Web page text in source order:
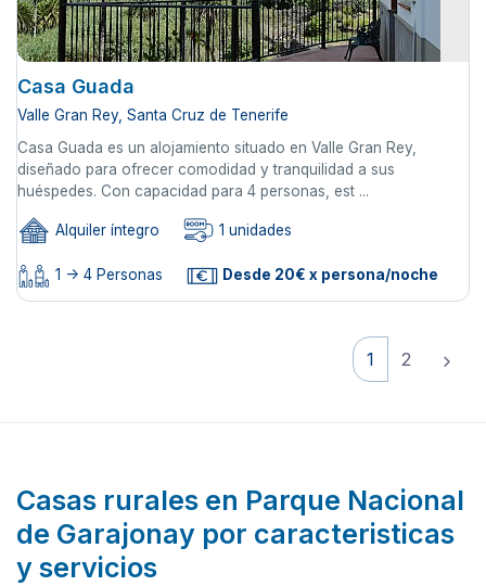
Casa Guada
Valle Gran Rey, Santa Cruz de Tenerife
Casa Guada es un alojamiento situado en Valle Gran Rey,
diseñado para ofrecer comodidad y tranquilidad a sus
huéspedes. Con capacidad para 4 personas, est ...
Alquiler íntegro 1 unidades
1 -> 4 Personas Desde 20€ x persona/noche
1 2
Casas rurales en Parque Nacional
de Garajonay por caracteristicas
y servicios